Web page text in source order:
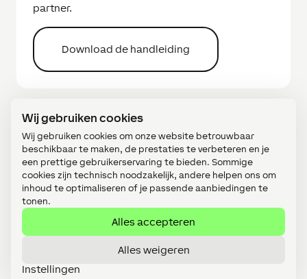
Wij gebruiken cookies
Wij gebruiken cookies om onze website betrouwbaar
beschikbaar te maken, de prestaties te verbeteren en je
een prettige gebruikerservaring te bieden. Sommige
cookies zijn technisch noodzakelijk, andere helpen ons om
inhoud te optimaliseren of je passende aanbiedingen te
tonen.
Alles accepteren
Alles weigeren
Instellingen
partner.
Download de handleiding
Volg ons op social media en blijf op de
hoogte van het laatste nieuws.